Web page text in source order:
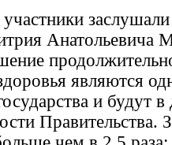
Анатольевича
являются
и будут
Правительства.